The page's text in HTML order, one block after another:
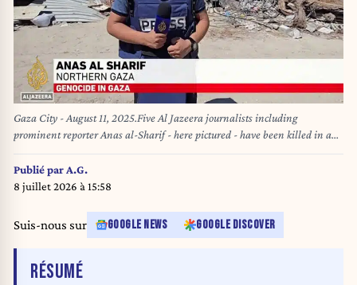
Gaza City - August 11, 2025.Five Al Jazeera journalists including
prominent reporter Anas al-Sharif - here pictured - have been killed in a
targeted Israeli strike near Gaza City. (Credit Image: © Aj/ROPI via
ZUMA Press)
Publié par A.G.
8 juillet 2026 à 15:58
Suis-nous sur GOOGLE NEWS GOOGLE DISCOVER
RÉSUMÉDE L'ARTICLE